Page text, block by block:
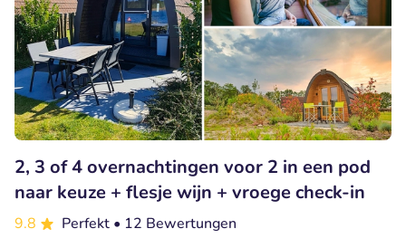
2, 3 of 4 overnachtingen voor 2 in een pod
naar keuze + flesje wijn + vroege check-in
9.8 Perfekt • 12 Bewertungen